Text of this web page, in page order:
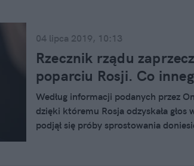
04 lipca 2019, 10:13
Rzecznik rządu
poparciu Rosji. Co
Według informacji podanych przez
dzięki któremu Rosja odzyskała
podjął się próby sprostowania